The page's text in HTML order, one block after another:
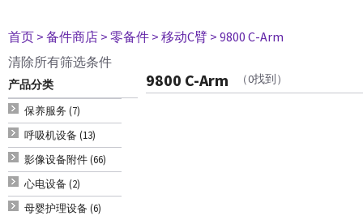
首页 > 备件商店 > 零备件 > 移动C臂 > 9800 C-Arm
清除所有筛选条件
产品分类
保养服务 (7)
呼吸机设备 (13)
影像设备附件 (66)
心电设备 (2)
母婴护理设备 (6)
9800 C-Arm （0找到）